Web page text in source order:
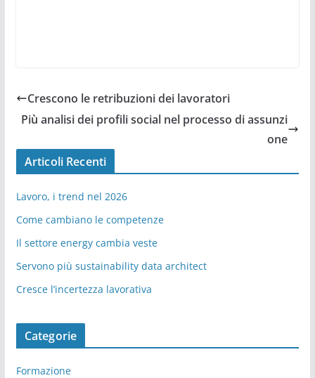
Crescono le retribuzioni dei lavoratori
Più analisi dei profili social nel processo di assunzi
one
Articoli Recenti
Lavoro, i trend nel 2026
Come cambiano le competenze
Il settore energy cambia veste
Servono più sustainability data architect
Cresce l’incertezza lavorativa
Categorie
Formazione